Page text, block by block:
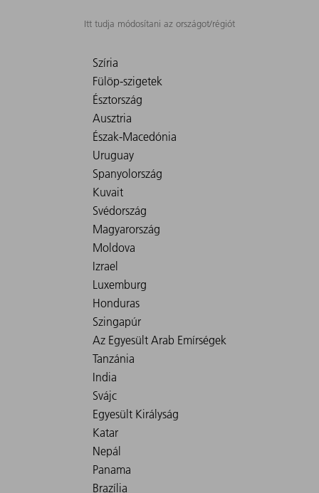
Itt tudja módosítani az országot/régiót